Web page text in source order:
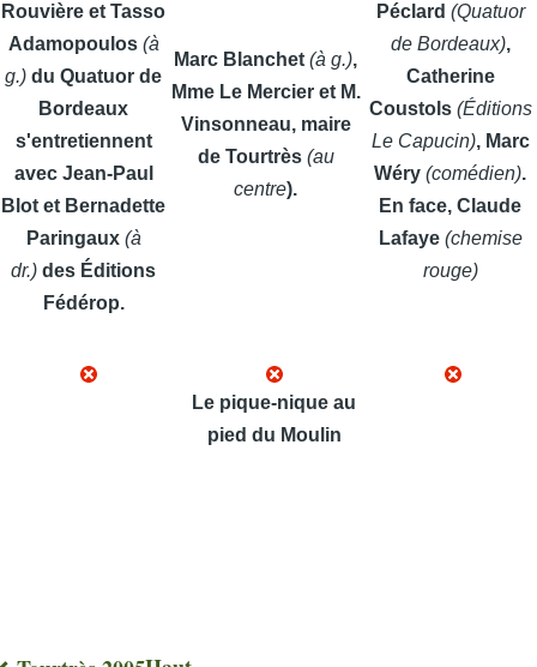
Rouvière et Tasso
Adamopoulos (à
g.) du Quatuor de
Bordeaux
s'entretiennent
avec Jean-Paul
Blot et Bernadette
Paringaux (à
dr.) des Éditions
Fédérop.
Marc Blanchet (à g.),
Mme Le Mercier et M.
Vinsonneau, maire
de Tourtrès (au
centre).
Péclard (Quatuor
de Bordeaux),
Catherine
Coustols (Éditions
Le Capucin), Marc
Wéry (comédien).
En face, Claude
Lafaye (chemise
rouge)
Le pique-nique au
pied du Moulin